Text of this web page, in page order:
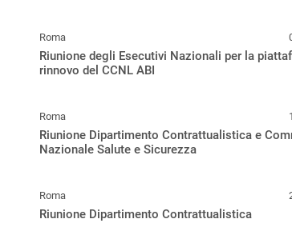
Roma
Riunione degli Esecutivi Nazionali per la
rinnovo del CCNL ABI
Roma
Riunione Dipartimento Contrattualistica e
Nazionale Salute e Sicurezza
Roma
Riunione Dipartimento Contrattualistica